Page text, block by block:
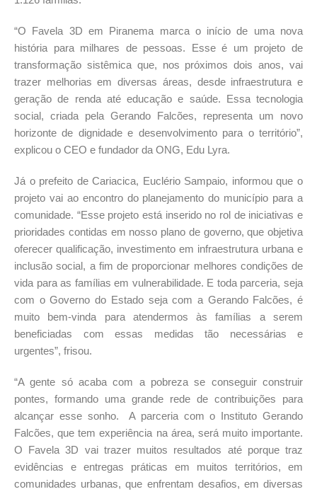
“O Favela 3D em Piranema marca o início de uma nova
história para milhares de pessoas. Esse é um projeto de
transformação sistêmica que, nos próximos dois anos, vai
trazer melhorias em diversas áreas, desde infraestrutura e
geração de renda até educação e saúde. Essa tecnologia
social, criada pela Gerando Falcões, representa um novo
horizonte de dignidade e desenvolvimento para o território”,
explicou o CEO e fundador da ONG, Edu Lyra.
Já o prefeito de Cariacica, Euclério Sampaio, informou que o
projeto vai ao encontro do planejamento do município para a
comunidade. “Esse projeto está inserido no rol de iniciativas e
prioridades contidas em nosso plano de governo, que objetiva
oferecer qualificação, investimento em infraestrutura urbana e
inclusão social, a fim de proporcionar melhores condições de
vida para as famílias em vulnerabilidade. E toda parceria, seja
com o Governo do Estado seja com a Gerando Falcões, é
muito bem-vinda para atendermos às famílias a serem
beneficiadas com essas medidas tão necessárias e
urgentes”, frisou.
“A gente só acaba com a pobreza se conseguir construir
pontes, formando uma grande rede de contribuições para
alcançar esse sonho. A parceria com o Instituto Gerando
Falcões, que tem experiência na área, será muito importante.
O Favela 3D vai trazer muitos resultados até porque traz
evidências e entregas práticas em muitos territórios, em
comunidades urbanas, que enfrentam desafios, em diversas